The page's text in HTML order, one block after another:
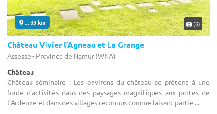
... 33 km (6)
Château Vivier l’Agneau et La Grange
Assesse - Province de Namur (WNA)
Château
Château séminaire : Les environs du château se prêtent à une
foule d’activités dans des paysages magnifiques aux portes de
l’Ardenne et dans des villages reconnus comme faisant partie ...